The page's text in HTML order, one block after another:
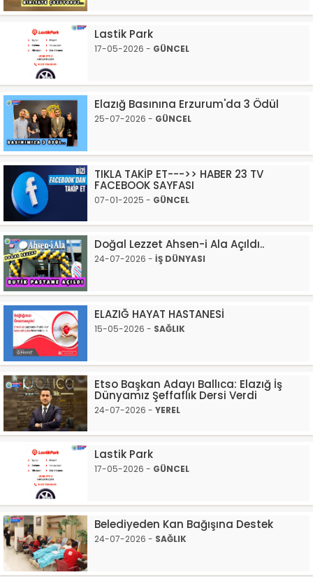
Lastik Park
17-05-2026 - GÜNCEL
Elazığ Basınına Erzurum'da 3 Ödül
25-07-2026 - GÜNCEL
TIKLA TAKİP ET--->> HABER 23 TV
FACEBOOK SAYFASI
07-01-2025 - GÜNCEL
Doğal Lezzet Ahsen-i Ala Açıldı..
24-07-2026 - İŞ DÜNYASI
ELAZIĞ HAYAT HASTANESİ
15-05-2026 - SAĞLIK
Etso Başkan Adayı Ballıca: Elazığ İş
Dünyamız Şeffaflık Dersi Verdi
24-07-2026 - YEREL
Lastik Park
17-05-2026 - GÜNCEL
Belediyeden Kan Bağışına Destek
24-07-2026 - SAĞLIK